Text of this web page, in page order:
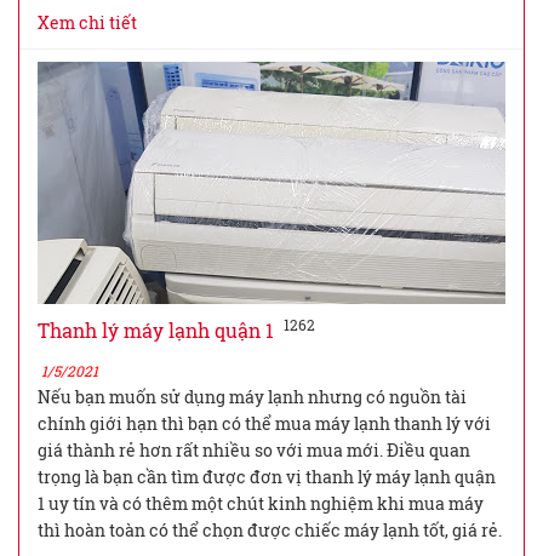
Xem chi tiết
Thanh lý máy lạnh quận 1 1262
1/5/2021
Nếu bạn muốn sử dụng máy lạnh nhưng có nguồn tài
chính giới hạn thì bạn có thể mua máy lạnh thanh lý với
giá thành rẻ hơn rất nhiều so với mua mới. Điều quan
trọng là bạn cần tìm được đơn vị thanh lý máy lạnh quận
1 uy tín và có thêm một chút kinh nghiệm khi mua máy
thì hoàn toàn có thể chọn được chiếc máy lạnh tốt, giá rẻ.